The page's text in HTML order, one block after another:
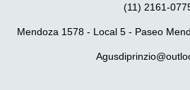
(11) 2161-
Mendoza 1578 - Local 5 - Paseo